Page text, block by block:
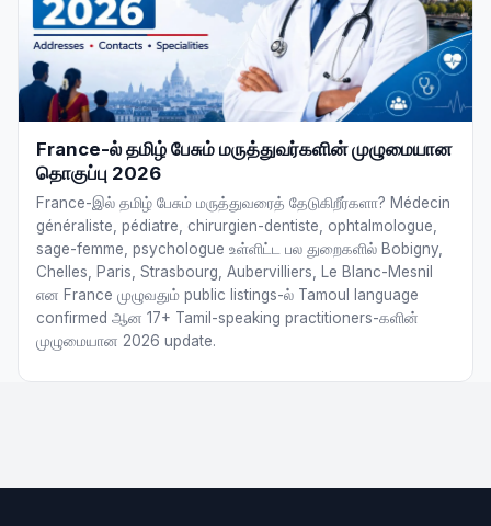
France-ல் தமிழ் பேசும் மருத்துவர்களின் முழுமையான
தொகுப்பு 2026
France-இல் தமிழ் பேசும் மருத்துவரைத் தேடுகிறீர்களா? Médecin
généraliste, pédiatre, chirurgien-dentiste, ophtalmologue,
sage-femme, psychologue உள்ளிட்ட பல துறைகளில் Bobigny,
Chelles, Paris, Strasbourg, Aubervilliers, Le Blanc-Mesnil
என France முழுவதும் public listings-ல் Tamoul language
confirmed ஆன 17+ Tamil-speaking practitioners-களின்
முழுமையான 2026 update.